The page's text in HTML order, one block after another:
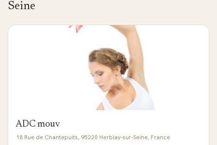
Seine
ADC mouv
18 Rue de Chantepuits, 95220 Herblay-sur-Seine, France